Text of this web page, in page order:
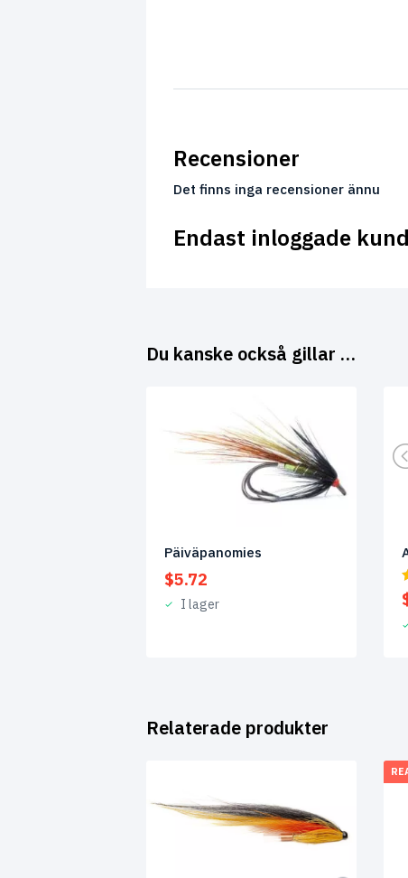
Recensioner
Det finns inga recensioner ännu
Endast inloggade
Du kanske också gillar …
Päiväpanomies
$5.72
I lager
Relaterade produkter